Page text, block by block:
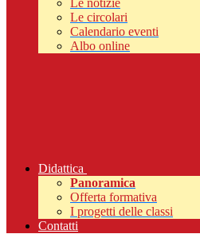
Le notizie
Le circolari
Calendario eventi
Albo online
Didattica
Panoramica
Offerta formativa
I progetti delle classi
Contatti